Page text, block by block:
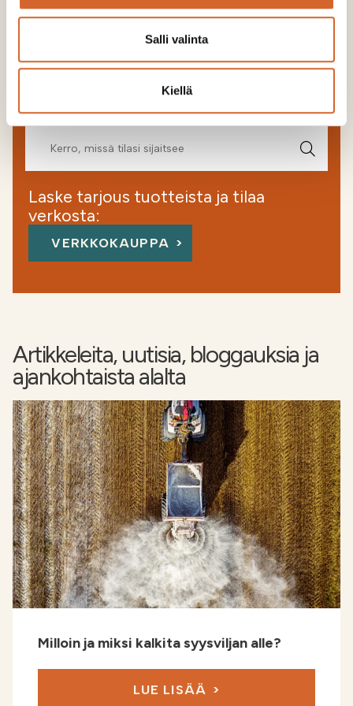
Salli valinta
Kiellä
Etsi alueesi myyjä
Voit myös soittaa myynnin vaihteeseen, ja ohjaamme
sinut oikealle henkilölle020 144 1020
Laske tarjous tuotteista ja tilaa
verkosta:
VERKKOKAUPPA
Artikkeleita, uutisia, bloggauksia ja
ajankohtaista alalta
Milloin ja miksi kalkita syysviljan alle?
LUE LISÄÄ